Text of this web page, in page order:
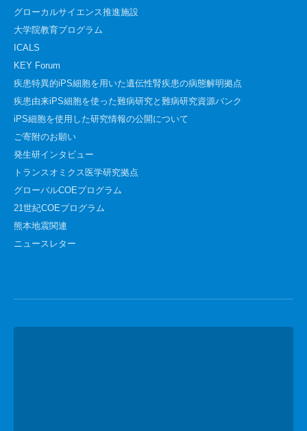
グローカルサイエンス推進施設
大学院教育プログラム
ICALS
KEY Forum
疾患特異的iPS細胞を用いた遺伝性腎疾患の病態解明拠点
疾患由来iPS細胞を使った難病研究と難病研究資源バンク
iPS細胞を使用した研究情報の公開について
ご寄附のお願い
発生研インタビュー
トランスオミクス医学研究拠点
グローバルCOEプログラム
21世紀COEプログラム
熊本地震関連
ニュースレター